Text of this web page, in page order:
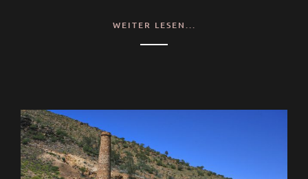
WEITER LESEN...